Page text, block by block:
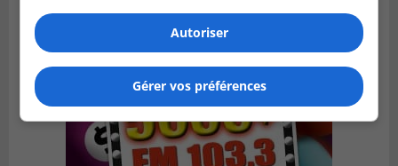
Autoriser
Gérer vos préférences